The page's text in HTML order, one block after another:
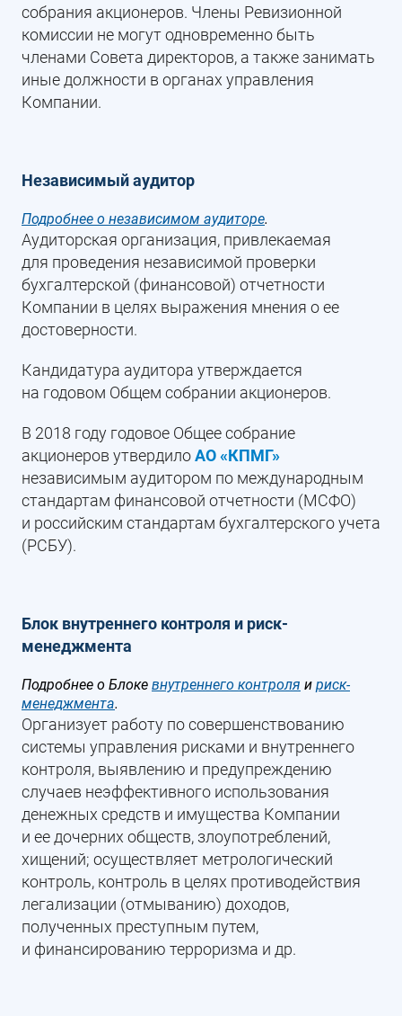
собрания акционеров. Члены Ревизионной
комиссии не могут одновременно быть
членами Совета директоров, а также занимать
иные должности в органах управления
Компании.
Независимый аудитор
Подробнее о независимом аудиторе.
Аудиторская организация, привлекаемая
для проведения независимой проверки
бухгалтерской (финансовой) отчетности
Компании в целях выражения мнения о ее
достоверности.
Кандидатура аудитора утверждается
на годовом Общем собрании акционеров.
В 2018 году годовое Общее собрание
акционеров утвердилоАО «КПМГ»
независимым аудитором по международным
стандартам финансовой отчетности (МСФО)
и российским стандартам бухгалтерского учета
(РСБУ).
Блок внутреннего контроля и риск-
менеджмента
Подробнее о Блоке внутреннего контроля и риск-
менеджмента.
Организует работу по совершенствованию
системы управления рисками и внутреннего
контроля, выявлению и предупреждению
случаев неэффективного использования
денежных средств и имущества Компании
и ее дочерних обществ, злоупотреблений,
хищений; осуществляет метрологический
контроль, контроль в целях противодействия
легализации (отмыванию) доходов,
полученных преступным путем,
и финансированию терроризма и др.